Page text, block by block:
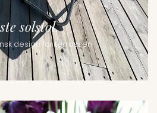
solstol.
design for terrassen.